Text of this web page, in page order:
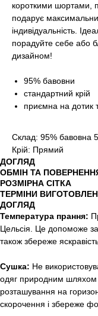
короткими шортами,
подарує
індивідуальність.
порадуйте себе або
дизайном!
95% бавовни
стандартний крій
приємна на дотик
Склад: 95% бавовна
Крій: Прямий
ДОГЛЯД
ОБМІН ТА
РОЗМІРНА СІТКА
ТЕРМІНИ
ДОГЛЯД
Температура прання:
Цельсія. Це допоможе
також збереже
Сушка: Не
одяг природним шляхом
розташування на
скорочення і збереже